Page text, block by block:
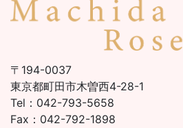
〒194-0037
東京都町田市木曽西4-28-1
Tel：042-793-5658
Fax：042-792-1898